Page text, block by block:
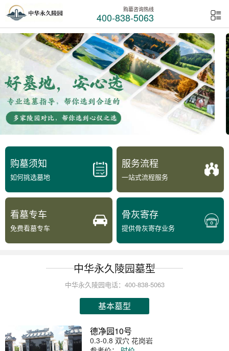
购墓咨询热线
400-838-5063
购墓须知
如何挑选墓地
服务流程
一站式流程服务
看墓专车
免费看墓专车
骨灰寄存
提供骨灰寄存业务
中华永久陵园墓型
中华永久陵园电话：400-838-5063
基本墓型
德净园10号
0.3-0.8 双穴 花岗岩